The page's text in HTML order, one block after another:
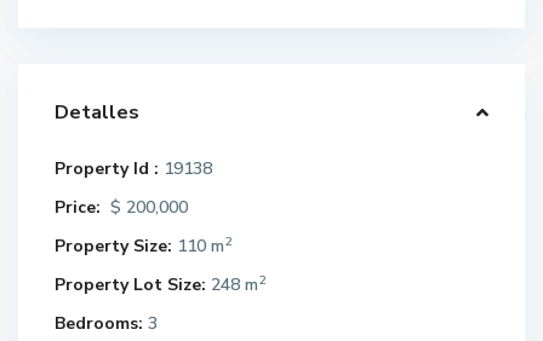
Detalles
Property Id : 19138
Price: $ 200,000
Property Size: 110 m2
Property Lot Size: 248 m2
Bedrooms: 3